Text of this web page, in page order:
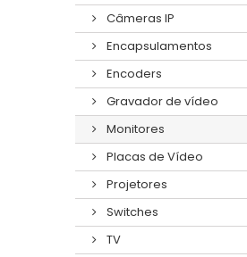
Câmeras IP
Encapsulamentos
Encoders
Gravador de vídeo
Monitores
Placas de Vídeo
Projetores
Switches
TV